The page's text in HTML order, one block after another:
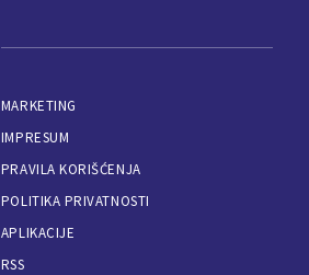
MARKETING
IMPRESUM
PRAVILA KORIŠĆENJA
POLITIKA PRIVATNOSTI
APLIKACIJE
RSS